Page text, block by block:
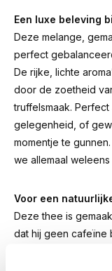
Een luxe beleving
Deze melange,
perfect
De rijke, lichte
door de zoetheid
truffelsmaak.
gelegenheid, of
momentje te
we allemaal
Voor een
Deze thee is
dat hij geen cafeïne